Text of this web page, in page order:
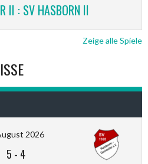
II : SV HASBORN II
Zeige alle Spiele
2026
5 - 4